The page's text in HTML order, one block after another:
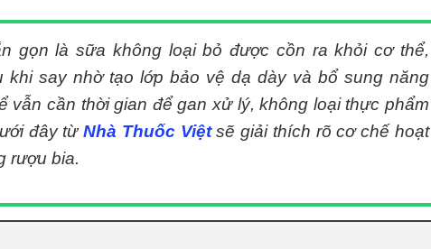
gọn là sữa không loại bỏ được cồn ra khỏi cơ thể,
say nhờ tạo lớp bảo vệ dạ dày và bổ sung năng
vẫn cần thời gian để gan xử lý, không loại thực phẩm
đây từNhà Thuốc Việtsẽ giải thích rõ cơ chế hoạt
rượu bia.